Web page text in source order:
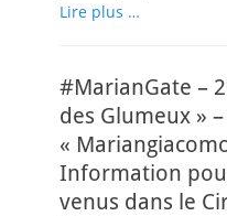
Lire plus …
#MarianGate –
des Glumeux » –
«
Information
venus dans le